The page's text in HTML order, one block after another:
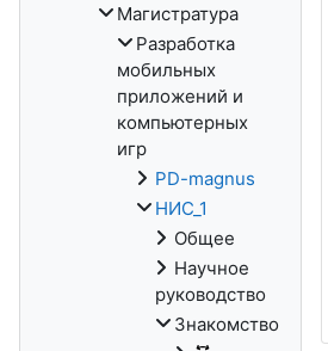
Магистратура
Разработка
мобильных
приложений и
компьютерных
игр
PD-magnus
НИС_1
Общее
Научное
руководство
Знакомство